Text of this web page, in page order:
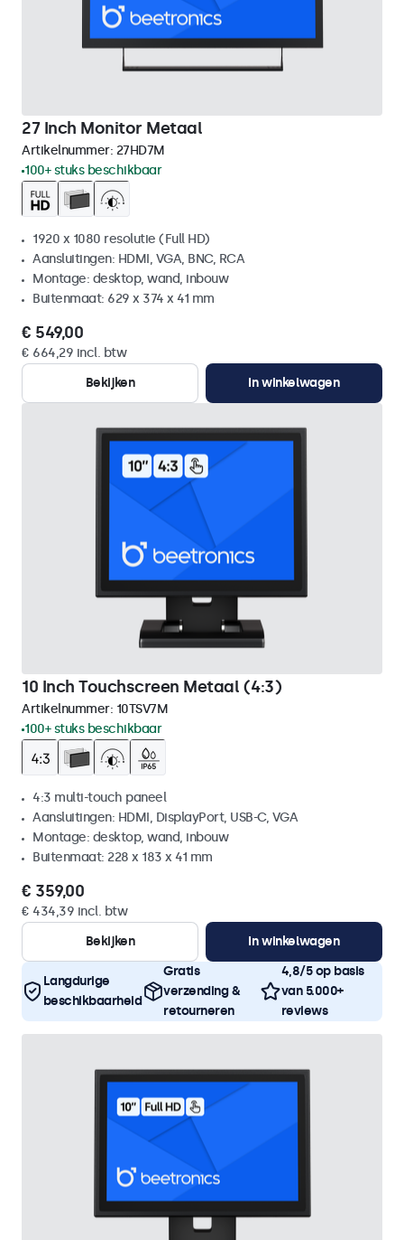
27 Inch Monitor Metaal
Artikelnummer: 27HD7M
100+ stuks beschikbaar
1920 x 1080 resolutie (Full HD)
Aansluitingen: HDMI, VGA, BNC, RCA
Montage: desktop, wand, inbouw
Buitenmaat: 629 x 374 x 41 mm
€ 549,00
€ 664,29 incl. btw
Bekijken
In winkelwagen
10 Inch Touchscreen Metaal (4:3)
Artikelnummer: 10TSV7M
100+ stuks beschikbaar
4:3 multi-touch paneel
Aansluitingen: HDMI, DisplayPort, USB-C, VGA
Montage: desktop, wand, inbouw
Buitenmaat: 228 x 183 x 41 mm
€ 359,00
€ 434,39 incl. btw
Bekijken
In winkelwagen
Langdurige
beschikbaarheid
Gratis
verzending &
retourneren
4,8/5 op basis
van 5.000+
reviews